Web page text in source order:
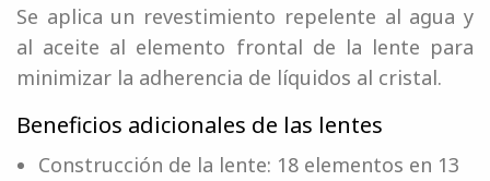
Se aplica un revestimiento repelente al agua y
al aceite al elemento frontal de la lente para
minimizar la adherencia de líquidos al cristal.
Beneficios adicionales de las lentes
Construcción de la lente: 18 elementos en 13